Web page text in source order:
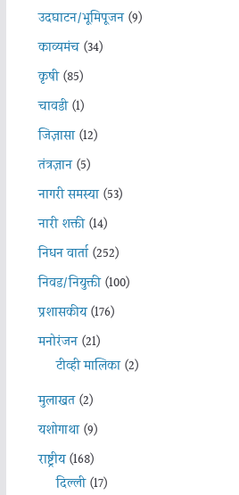
उदघाटन/भूमिपूजन(9)
काव्यमंच(34)
कृषी(85)
चावडी(1)
जिज्ञासा(12)
तंत्रज्ञान(5)
नागरी समस्या(53)
नारी शक्ती(14)
निधन वार्ता(252)
निवड/नियुक्ती(100)
प्रशासकीय(176)
मनोरंजन(21)
टीव्ही मालिका(2)
मुलाखत(2)
यशोगाथा(9)
राष्ट्रीय(168)
दिल्ली(17)